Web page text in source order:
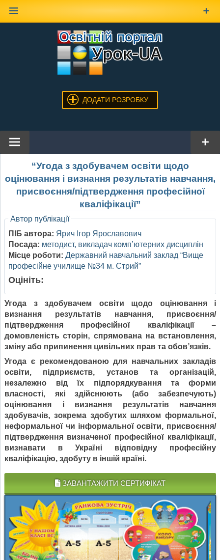
ДОДАТИ РОЗРОБКУ
“Угода з здобувачем освіти щодо
оцінювання і визнання результатів навчання,
присвоєння/підтвердження професійної
кваліфікації”
Автор публікації
ПІБ автора: Ярич Ігор Ярославович
Посада: методист, викладач комп’ютерних дисциплін
Місце роботи: Державний навчальний заклад “Вище
професійне училище №34 м. Стрий”
Оцініть:
Угода з здобувачем освіти щодо оцінювання і
визнання результатів навчання, присвоєння/
підтвердження професійної кваліфікації –
домовленість сторін, спрямована на встановлення,
зміну або припинення цивільних прав та обов’язків.
Угода є рекомендованою для навчальних закладів
освіти, підприємств, установ та організацій,
незалежно від їх підпорядкування та форми
власності, які здійснюють (або забезпечують)
оцінювання і визнання результатів навчання
здобувачів, зокрема здобутих шляхом формальної,
неформальної чи інформальної освіти, присвоєння/
підтвердження визначеної професійної кваліфікації,
визнавати в Україні відповідну професійну
кваліфікацію, здобуту в іншій країні.
ЗАВАНТАЖИТИ СЕРТИФІКАТ